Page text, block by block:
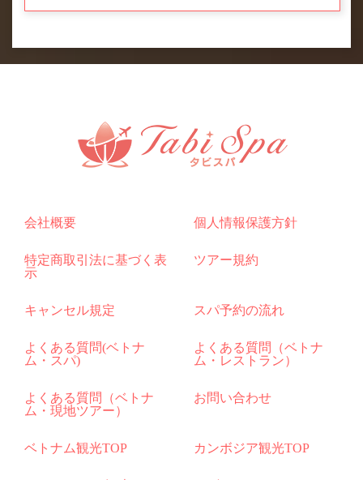
会社概要 個人情報保護方針
特定商取引法に基づく表
示
ツアー規約
キャンセル規定 スパ予約の流れ
よくある質問(ベトナ
ム・スパ)
よくある質問（ベトナ
ム・レストラン）
よくある質問（ベトナ
ム・現地ツアー）
お問い合わせ
ベトナム観光TOP カンボジア観光TOP